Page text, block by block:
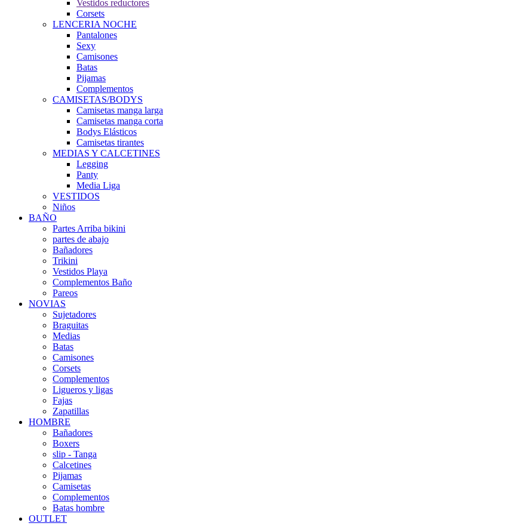
Vestidos reductores
Corsets
LENCERIA NOCHE
Pantalones
Sexy
Camisones
Batas
Pijamas
Complementos
CAMISETAS/BODYS
Camisetas manga larga
Camisetas manga corta
Bodys Elásticos
Camisetas tirantes
MEDIAS Y CALCETINES
Legging
Panty
Media Liga
VESTIDOS
Niños
BAÑO
Partes Arriba bikini
partes de abajo
Bañadores
Trikini
Vestidos Playa
Complementos Baño
Pareos
NOVIAS
Sujetadores
Braguitas
Medias
Batas
Camisones
Corsets
Complementos
Ligueros y ligas
Fajas
Zapatillas
HOMBRE
Bañadores
Boxers
slip - Tanga
Calcetines
Pijamas
Camisetas
Complementos
Batas hombre
OUTLET